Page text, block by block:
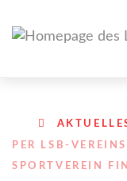
PER LSB-
SPORTVEREIN